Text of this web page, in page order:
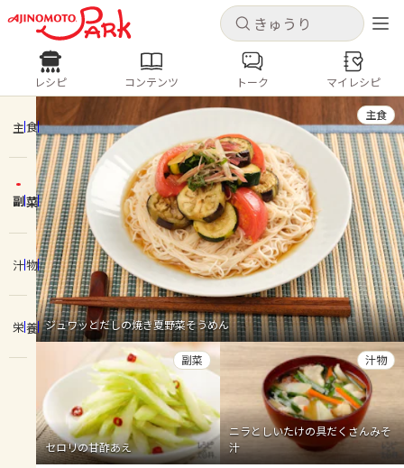
キャンセル
ログインするとレシピを保存できます
ログイン 新規登録
ホーム
コンテンツ
レシピ
トーク
よくあるお問い合わせ
お買い物
キャンセル
レシピ コンテンツ
人気の食材・レシピ
きゅうり なす トマト
とうもろこし
ピーマン
みょうが ゴーヤ
レシピ コンテンツ トーク マイレシピ
主食
副菜
汁物
栄養 ジュワッとだしの焼き夏野菜そうめん
主食
セロリの甘酢あえ
副菜
ニラとしいたけの具だくさんみそ
汁
汁物